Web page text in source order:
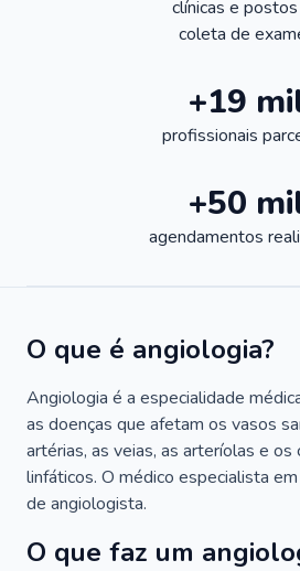
clínicas e
coleta de
+19
profissionais
+50
agendamentos
O que é angiologia?
Angiologia é a especialidade
as doenças que afetam os vasos
artérias, as veias, as arteríolas e os
linfáticos. O médico especialista
de angiologista.
O que faz um